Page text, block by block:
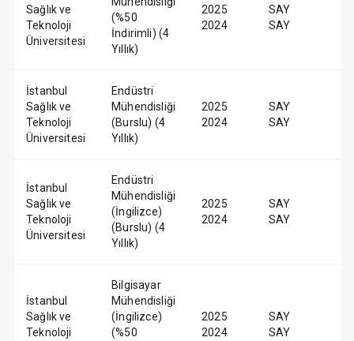
Sağlık ve
Teknoloji
Üniversitesi
(%50
İndirimli) (4
Yıllık)
2025
2024
SAY
SAY
İstanbul
Sağlık ve
Teknoloji
Üniversitesi
Endüstri
Mühendisliği
(Burslu) (4
Yıllık)
2025
2024
SAY
SAY
İstanbul
Sağlık ve
Teknoloji
Üniversitesi
Endüstri
Mühendisliği
(İngilizce)
(Burslu) (4
Yıllık)
2025
2024
SAY
SAY
İstanbul
Sağlık ve
Teknoloji
Bilgisayar
Mühendisliği
(İngilizce)
(%50
2025
2024
SAY
SAY